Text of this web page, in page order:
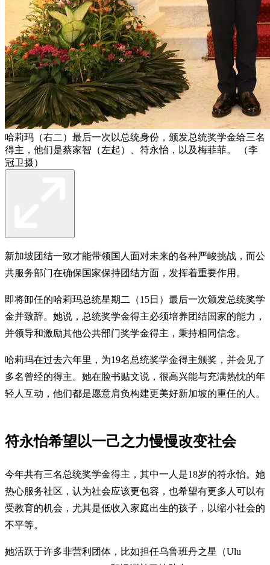
哈莉玛（右二）最后一次以总统身份，颁发总统奖学金给三名
得主，他们是蔡家智（左起）、符永怡，以及梅菲菲。 （李
冠卫摄）
新加坡团结一致才能带领国人面对未来的各种严峻挑战，而公
共服务部门在确保国家保持团结方面，发挥着重要作用。
即将卸任的哈莉玛总统星期二（15日）最后一次颁发总统奖学
金并致辞。她说，总统奖学金得主必须培养团结国家的能力，
并领导和激励其他公共部门奖学金得主，秉持相同信念。
哈莉玛在过去六年里，为19名总统奖学金得主颁奖，并会见了
多名曾经的得主。她在脸书贴文说，很高兴能与充满热忱的年
轻人互动，他们都是愿意肩负构建更美好新加坡的重任的人。
符永怡希望以一己之力慢慢改变社会
今年共有三名总统奖学金得主，其中一人是18岁的符永怡。她
热心服务社区，认为社会应该更包容，也希望有更多人可以有
受教育的机会，尤其是低收入家庭出生的孩子，以缩小社会的
不平等。
她活跃于许多非营利团体，比如担任乌鲁班丹之星（Ulu